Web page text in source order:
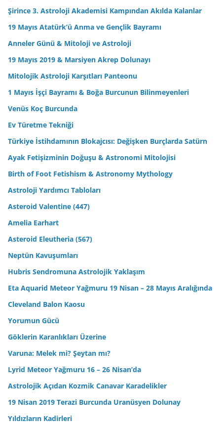
Şirince 3. Astroloji Akademisi Kampından Akılda Kalanlar
19 Mayıs Atatürk’ü Anma ve Gençlik Bayramı
Anneler Günü & Mitoloji ve Astroloji
19 Mayıs 2019 & Marsiyen Akrep Dolunayı
Mitolojik Astroloji Karşıtları Panteonu
1 Mayıs İşçi Bayramı & Boğa Burcunun Bilinmeyenleri
Venüs Koç Burcunda
Ev Türetme Tekniği
Türkiye İstihdamının Blokajcısı: Değişken Burçlarda Satürn
Ayak Fetişizminin Doğuşu & Astronomi Mitolojisi
Birth of Foot Fetishism & Astronomy Mythology
Astroloji Yardımcı Tabloları
Asteroid Valentine (447)
Amelia Earhart
Asteroid Eleutheria (567)
Neptün Kavuşumları
Hubris Sendromuna Astrolojik Yaklaşım
Eta Aquarid Meteor Yağmuru 19 Nisan – 28 Mayıs Aralığında
Cleveland Balon Kaosu
Yorumun Gücü
Göklerin Karanlıkları Üzerine
Varuna: Melek mi? Şeytan mı?
Lyrid Meteor Yağmuru 16 – 26 Nisan’da
Astrolojik Açıdan Kozmik Canavar Karadelikler
19 Nisan 2019 Terazi Burcunda Uranüsyen Dolunay
Yıldızların Kadirleri